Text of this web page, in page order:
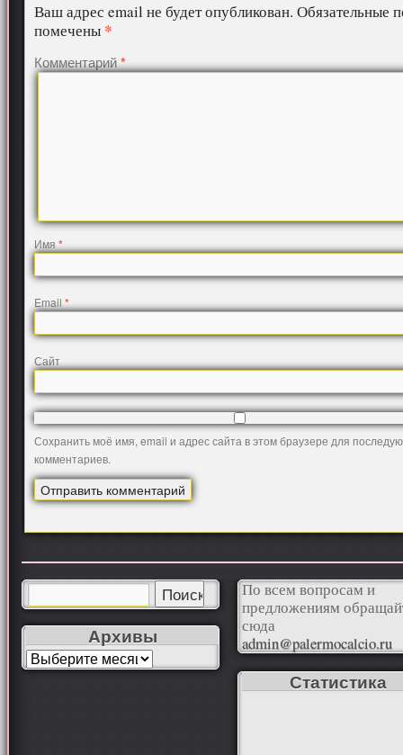
Ваш адрес email не будет опубликован. Обязательные
помечены *
Комментарий*
Имя*
Email*
Сайт
Сохранить моё имя, email и адрес сайта в этом браузере для
комментариев.
Архивы
По всем вопросам и
предложениям
сюда
admin@palermocalcio.ru
Статистика